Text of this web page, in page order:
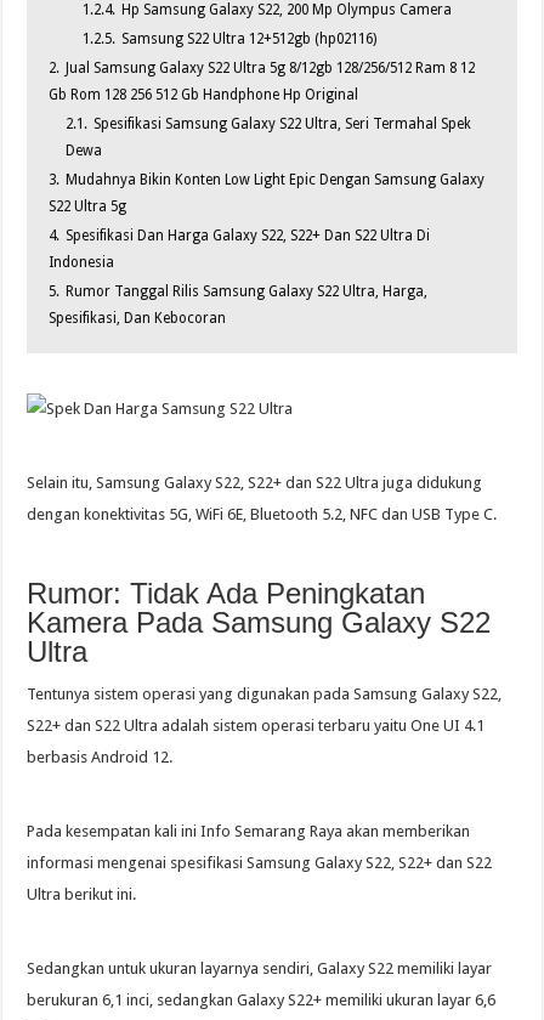
1.2.4. Hp Samsung Galaxy S22, 200 Mp Olympus Camera
1.2.5. Samsung S22 Ultra 12+512gb (hp02116)
2. Jual Samsung Galaxy S22 Ultra 5g 8/12gb 128/256/512 Ram 8 12
Gb Rom 128 256 512 Gb Handphone Hp Original
2.1. Spesifikasi Samsung Galaxy S22 Ultra, Seri Termahal Spek
Dewa
3. Mudahnya Bikin Konten Low Light Epic Dengan Samsung Galaxy
S22 Ultra 5g
4. Spesifikasi Dan Harga Galaxy S22, S22+ Dan S22 Ultra Di
Indonesia
5. Rumor Tanggal Rilis Samsung Galaxy S22 Ultra, Harga,
Spesifikasi, Dan Kebocoran
Selain itu, Samsung Galaxy S22, S22+ dan S22 Ultra juga didukung
dengan konektivitas 5G, WiFi 6E, Bluetooth 5.2, NFC dan USB Type C.
Rumor: Tidak Ada Peningkatan
Kamera Pada Samsung Galaxy S22
Ultra
Tentunya sistem operasi yang digunakan pada Samsung Galaxy S22,
S22+ dan S22 Ultra adalah sistem operasi terbaru yaitu One UI 4.1
berbasis Android 12.
Pada kesempatan kali ini Info Semarang Raya akan memberikan
informasi mengenai spesifikasi Samsung Galaxy S22, S22+ dan S22
Ultra berikut ini.
Sedangkan untuk ukuran layarnya sendiri, Galaxy S22 memiliki layar
berukuran 6,1 inci, sedangkan Galaxy S22+ memiliki ukuran layar 6,6